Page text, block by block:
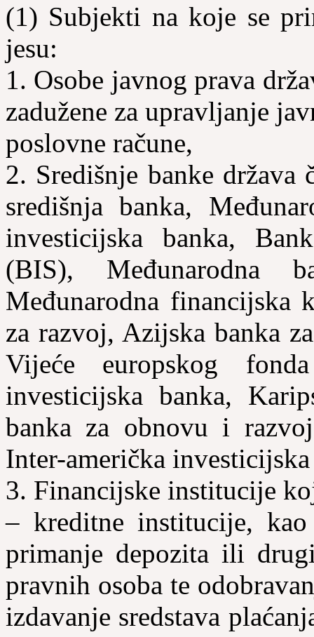
(1) Subjekti na koje se
jesu:
1. Osobe javnog prava
zadužene za upravljanje
poslovne račune,
2. Središnje banke država
središnja banka,
investicijska banka,
(BIS), Međunarodna
Međunarodna financijska
za razvoj, Azijska banka
Vijeće europskog
investicijska banka,
banka za obnovu i
Inter-američka
3. Financijske institucije
– kreditne institucije,
primanje depozita ili
pravnih osoba te
izdavanje sredstava